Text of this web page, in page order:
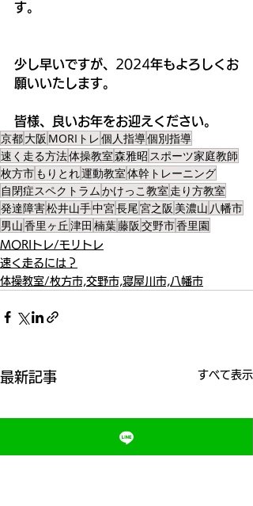
す。
少し早いですが、 2024年もよろしくお
願いいたします。
皆様、良いお年をお迎えください。
京都大阪 MORIトレ個人指導個別指導
速く走る方法体操教室森雅昭 スポーツ家庭教師
枚方市 もりとれ運動教室体幹トレーニング
自閉症スペクトラムかけっこ教室 走り方教室
発達障害松井山手中宮長尾宮之阪 美濃山 八幡市
男山香里ヶ丘津田 楠葉藤阪 交野市香里園
MORIトレ/モリトレ
速く走るには？
体操教室/枚方市,交野市,寝屋川市,八幡市
最新記事 すべて表示